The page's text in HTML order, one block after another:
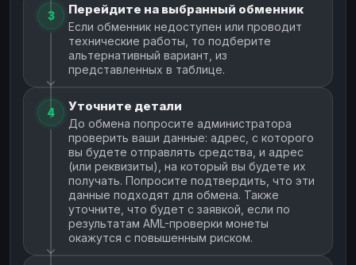
3 Перейдите на выбранный обменник
Если обменник недоступен или проводит
технические работы, то подберите
альтернативный вариант, из
представленных в таблице.
4 Уточните детали
До обмена попросите администратора
проверить ваши данные: адрес, с которого
вы будете отправлять средства, и адрес
(или реквизиты), на который вы будете их
получать. Попросите подтвердить, что эти
данные подходят для обмена. Также
уточните, что будет с заявкой, если по
результатам AML-проверки монеты
окажутся с повышенным риском.